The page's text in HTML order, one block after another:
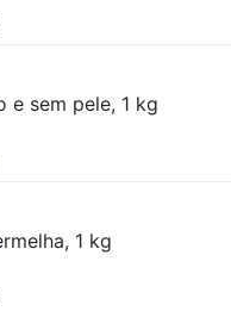
e sem pele, 1 kg
1 kg